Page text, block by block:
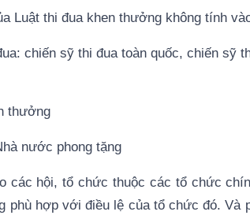
Luật thi đua khen thưởng không tính
chiến sỹ thi đua toàn quốc, chiến sỹ
thưởng
nước phong tặng
các hội, tổ chức thuộc các tổ chức
hợp với điều lệ của tổ chức đó. Và